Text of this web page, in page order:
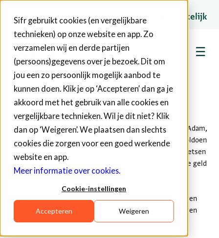
Sifr gebruikt cookies (en vergelijkbare
technieken) op onze website en app. Zo
verzamelen wij en derde partijen
(persoons)gegevens over je bezoek. Dit om
jou een zo persoonlijk mogelijk aanbod te
kunnen doen. Klik je op ‘Accepteren’ dan ga je
akkoord met het gebruik van alle cookies en
vergelijkbare technieken. Wil je dit niet? Klik
dan op ‘Weigeren’. We plaatsen dan slechts
cookies die zorgen voor een goed werkende
website en app.
Meer informatie over cookies.
Cookie-instellingen
Accepteren Weigeren
Privé Zakelijk
☰
< Home
OnsSharia Ethical Board
Ons Sharia Ethical Board, onder leiding van Mufti Faraz Adam,
ziet erop toe dat al onze producten en investeringen voldoen
aan islamitische principes. Onafhankelijke geleerden toetsen
vóór lancering en doorlopend, zodat jij zeker weet dat je geld
eerlijk en verantwoord wordt beheerd.
Mufti Faraz Adam is een in het VK gevestigde geleerde en
adviseur op het snijvlak van islamitische jurisprudentie en
moderne finance.